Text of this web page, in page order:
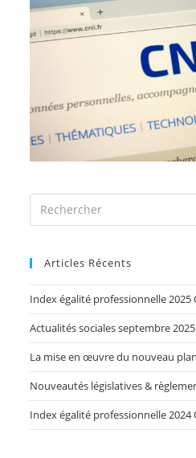
Articles Récents
Index égalité professionnelle 2025
Actualités sociales septembre 2025
La mise en œuvre du nouveau
Nouveautés législatives &
Index égalité professionnelle 2024